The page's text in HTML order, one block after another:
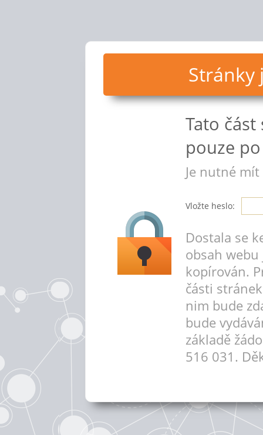
Stránky
Tato
pouze
Je nutné
Vložte heslo:
Dostala se
obsah webu
kopírován.
části
nim bude
bude
základě
516 031.